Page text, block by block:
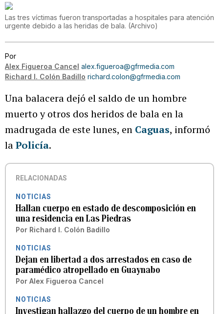
Las tres víctimas fueron transportadas a hospitales para atención
urgente debido a las heridas de bala. (Archivo)
Por
Alex Figueroa Cancel alex.figueroa@gfrmedia.com
Richard I. Colón Badillo richard.colon@gfrmedia.com
Una balacera dejó el saldo de un hombre
muerto y otros dos heridos de bala en la
madrugada de este lunes, en Caguas, informó
laPolicía.
RELACIONADAS
NOTICIAS
Hallan cuerpo en estado de descomposición en
una residencia en Las Piedras
Por Richard I. Colón Badillo
NOTICIAS
Dejan en libertad a dos arrestados en caso de
paramédico atropellado en Guaynabo
Por Alex Figueroa Cancel
NOTICIAS
Investigan hallazgo del cuerpo de un hombre en